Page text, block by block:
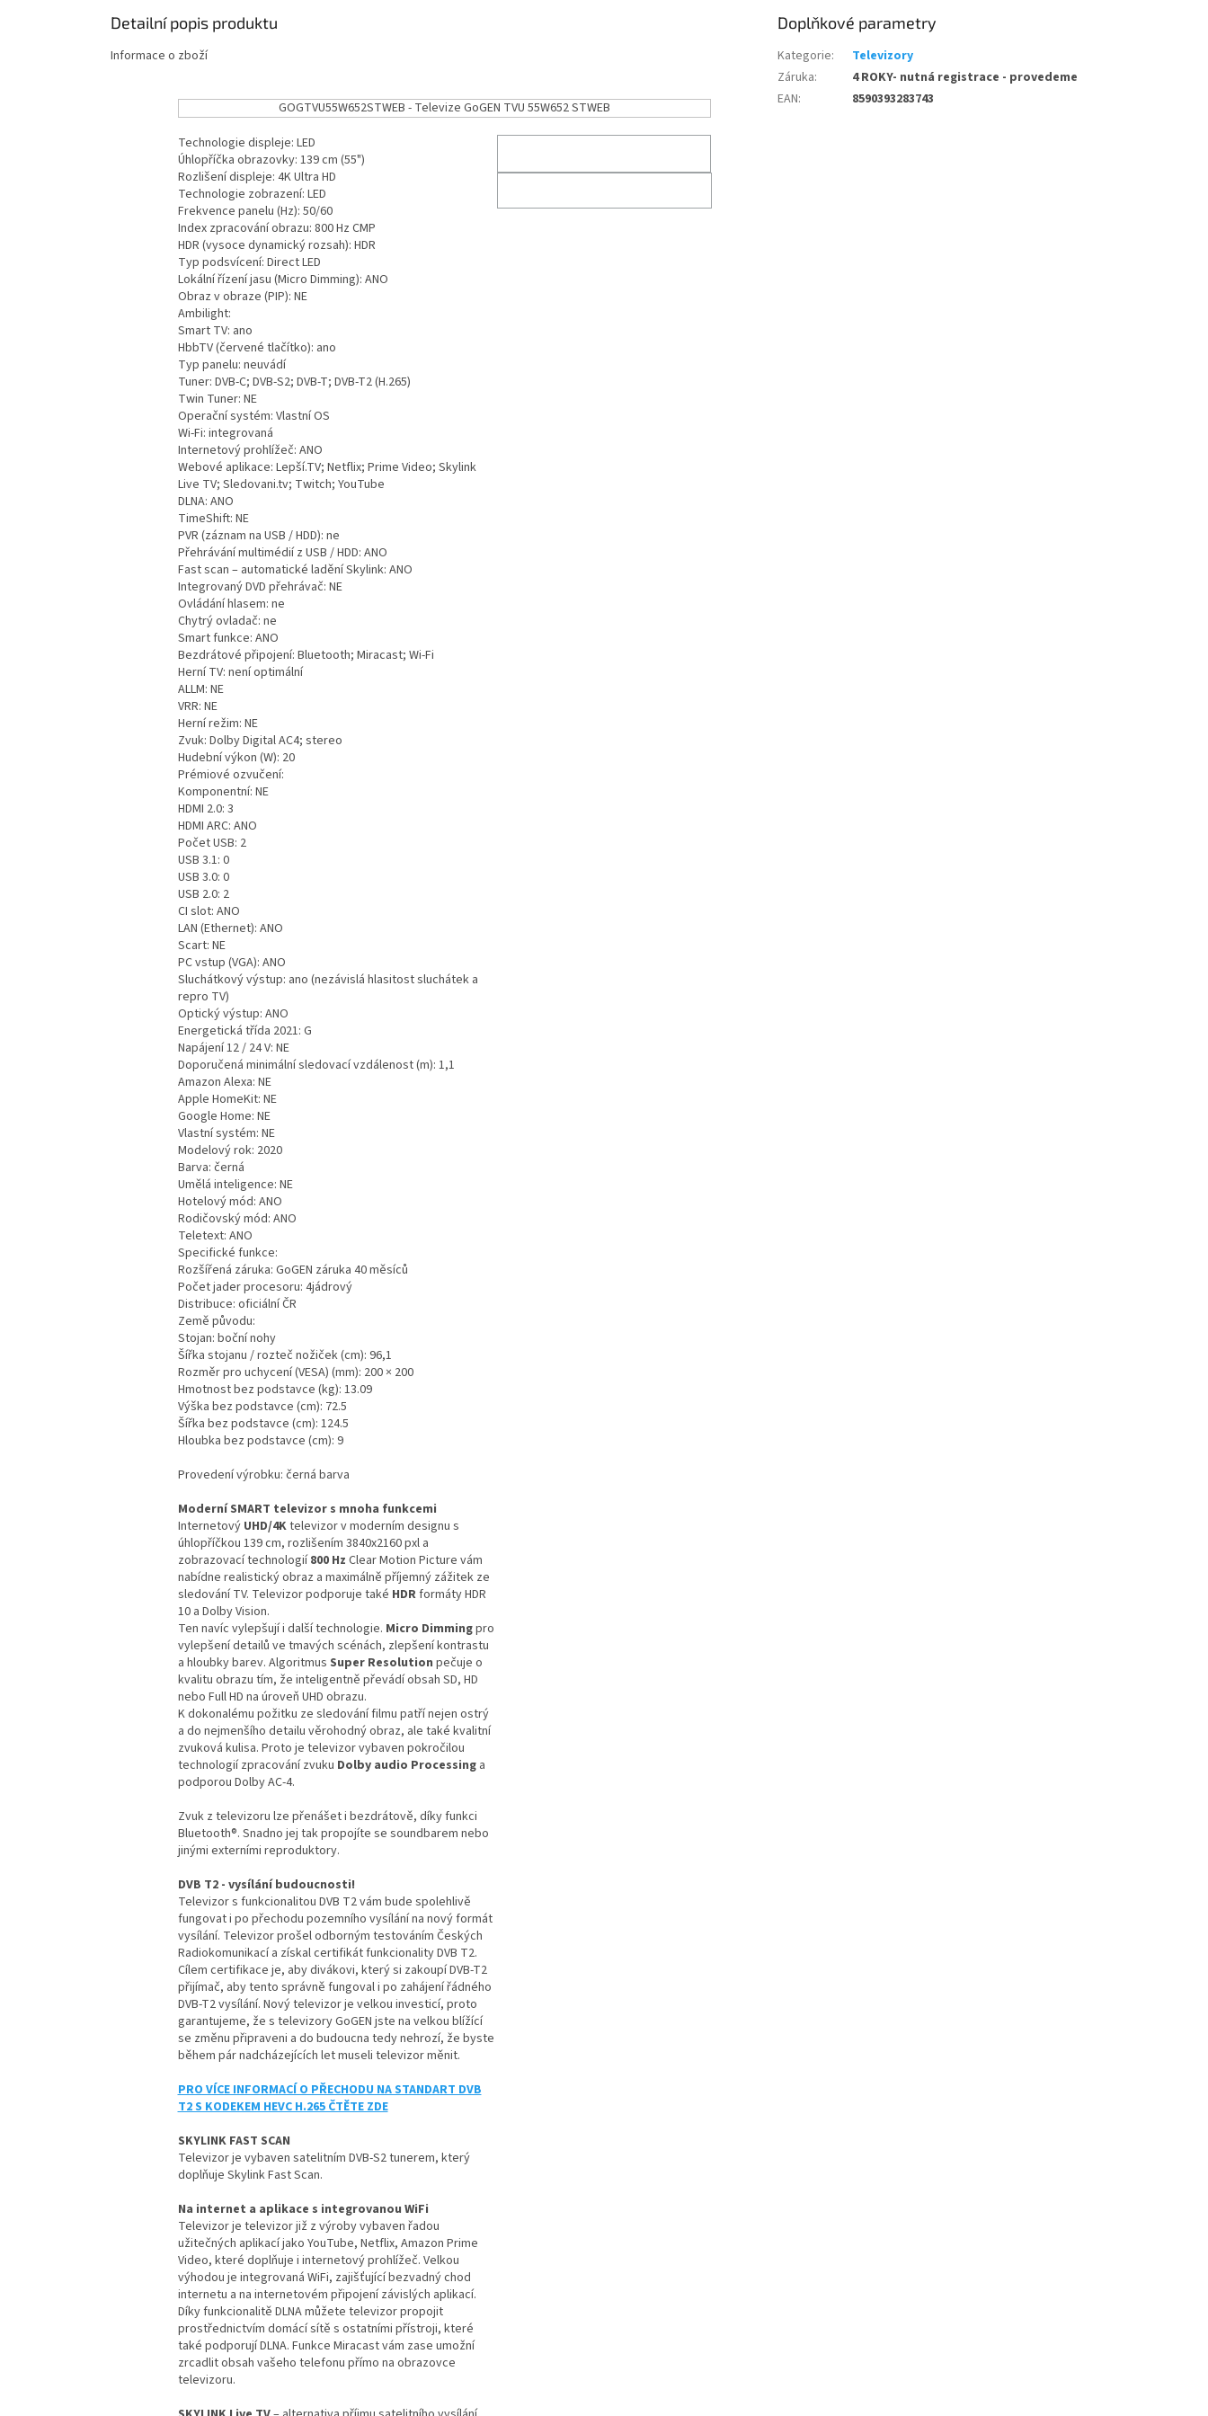
A
Detailní popis produktu
Informace o zboží
GOGTVU55W652STWEB - Televize GoGEN TVU 55W652 STWEB
Technologie displeje: LED
Úhlopříčka obrazovky: 139 cm (55")
Rozlišení displeje: 4K Ultra HD
Technologie zobrazení: LED
Frekvence panelu (Hz): 50/60
Index zpracování obrazu: 800 Hz CMP
HDR (vysoce dynamický rozsah): HDR
Typ podsvícení: Direct LED
Lokální řízení jasu (Micro Dimming): ANO
Obraz v obraze (PIP): NE
Ambilight:
Smart TV: ano
HbbTV (červené tlačítko): ano
Typ panelu: neuvádí
Tuner: DVB-C; DVB-S2; DVB-T; DVB-T2 (H.265)
Twin Tuner: NE
Operační systém: Vlastní OS
Wi-Fi: integrovaná
Internetový prohlížeč: ANO
Webové aplikace: Lepší.TV; Netflix; Prime Video; Skylink
Live TV; Sledovani.tv; Twitch; YouTube
DLNA: ANO
TimeShift: NE
PVR (záznam na USB / HDD): ne
Přehrávání multimédií z USB / HDD: ANO
Fast scan – automatické ladění Skylink: ANO
Integrovaný DVD přehrávač: NE
Ovládání hlasem: ne
Chytrý ovladač: ne
Smart funkce: ANO
Bezdrátové připojení: Bluetooth; Miracast; Wi-Fi
Herní TV: není optimální
ALLM: NE
VRR: NE
Herní režim: NE
Zvuk: Dolby Digital AC4; stereo
Hudební výkon (W): 20
Prémiové ozvučení:
Komponentní: NE
HDMI 2.0: 3
HDMI ARC: ANO
Počet USB: 2
USB 3.1: 0
USB 3.0: 0
USB 2.0: 2
CI slot: ANO
LAN (Ethernet): ANO
Scart: NE
PC vstup (VGA): ANO
Sluchátkový výstup: ano (nezávislá hlasitost sluchátek a
repro TV)
Optický výstup: ANO
Energetická třída 2021: G
Napájení 12 / 24 V: NE
Doporučená minimální sledovací vzdálenost (m): 1,1
Amazon Alexa: NE
Apple HomeKit: NE
Google Home: NE
Vlastní systém: NE
Modelový rok: 2020
Barva: černá
Umělá inteligence: NE
Hotelový mód: ANO
Rodičovský mód: ANO
Teletext: ANO
Specifické funkce:
Rozšířená záruka: GoGEN záruka 40 měsíců
Počet jader procesoru: 4jádrový
Distribuce: oficiální ČR
Země původu:
Stojan: boční nohy
Šířka stojanu / rozteč nožiček (cm): 96,1
Rozměr pro uchycení (VESA) (mm): 200 × 200
Hmotnost bez podstavce (kg): 13.09
Výška bez podstavce (cm): 72.5
Šířka bez podstavce (cm): 124.5
Hloubka bez podstavce (cm): 9
Provedení výrobku: černá barva
Moderní SMART televizor s mnoha funkcemi
Internetový UHD/4Ktelevizor v moderním designu s
úhlopříčkou 139 cm, rozlišením 3840x2160 pxl a
zobrazovací technologií800 Hz Clear Motion Picture vám
nabídne realistický obraz a maximálně příjemný zážitek ze
sledování TV. Televizor podporuje také HDRformáty HDR
10 a Dolby Vision.
Ten navíc vylepšují i další technologie. Micro Dimmingpro
vylepšení detailů ve tmavých scénách, zlepšení kontrastu
a hloubky barev. Algoritmus Super Resolution pečuje o
kvalitu obrazu tím, že inteligentně převádí obsah SD, HD
nebo Full HD na úroveň UHD obrazu.
K dokonalému požitku ze sledování filmu patří nejen ostrý
a do nejmenšího detailu věrohodný obraz, ale také kvalitní
zvuková kulisa. Proto je televizor vybaven pokročilou
technologií zpracování zvuku Dolby audio Processinga
podporou Dolby AC-4.
Zvuk z televizoru lze přenášet i bezdrátově, díky funkci
Bluetooth®. Snadno jej tak propojíte se soundbarem nebo
jinými externími reproduktory.
DVB T2 - vysílání budoucnosti!
Televizor s funkcionalitou DVB T2 vám bude spolehlivě
fungovat i po přechodu pozemního vysílání na nový formát
vysílání. Televizor prošel odborným testováním Českých
Radiokomunikací a získal certifikát funkcionality DVB T2.
Cílem certifikace je, aby divákovi, který si zakoupí DVB-T2
přijímač, aby tento správně fungoval i po zahájení řádného
DVB-T2 vysílání. Nový televizor je velkou investicí, proto
garantujeme, že s televizory GoGEN jste na velkou blížící
se změnu připraveni a do budoucna tedy nehrozí, že byste
během pár nadcházejících let museli televizor měnit.
PRO VÍCE INFORMACÍ O PŘECHODU NA STANDART DVB
T2 S KODEKEM HEVC H.265 ČTĚTE ZDE
SKYLINK FAST SCAN
Televizor je vybaven satelitním DVB-S2 tunerem, který
doplňuje Skylink Fast Scan.
Na internet a aplikace s integrovanou WiFi
Televizor je televizor již z výroby vybaven řadou
užitečných aplikací jako YouTube, Netflix, Amazon Prime
Video, které doplňuje i internetový prohlížeč. Velkou
výhodou je integrovaná WiFi, zajišťující bezvadný chod
internetu a na internetovém připojení závislých aplikací.
Díky funkcionalitě DLNA můžete televizor propojit
prostřednictvím domácí sítě s ostatními přístroji, které
také podporují DLNA. Funkce Miracast vám zase umožní
zrcadlit obsah vašeho telefonu přímo na obrazovce
televizoru.
Doplňkové parametry
Kategorie:
Televizory
Záruka:
4 ROKY- nutná registrace - provedeme
EAN: 8590393283743